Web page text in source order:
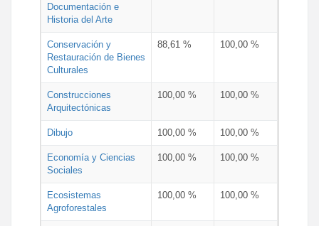
Documentación e
Historia del Arte
Conservación y
Restauración de Bienes
Culturales
88,61 % 100,00 %
Construcciones
Arquitectónicas
100,00 % 100,00 %
Dibujo 100,00 % 100,00 %
Economía y Ciencias
Sociales
100,00 % 100,00 %
Ecosistemas
Agroforestales
100,00 % 100,00 %